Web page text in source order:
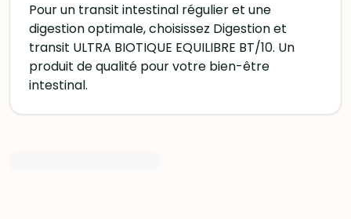
Pour un transit intestinal régulier et une
digestion optimale, choisissez Digestion et
transit ULTRA BIOTIQUE EQUILIBRE BT/10. Un
produit de qualité pour votre bien-être
intestinal.